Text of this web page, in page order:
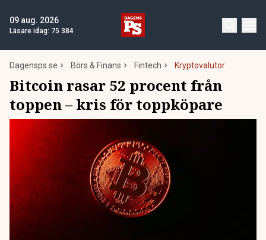
09 aug. 2026
Läsare idag: 75 384
Dagensps.se Börs & Finans Fintech Kryptovalutor
Bitcoin rasar 52 procent från
toppen – kris för toppköpare